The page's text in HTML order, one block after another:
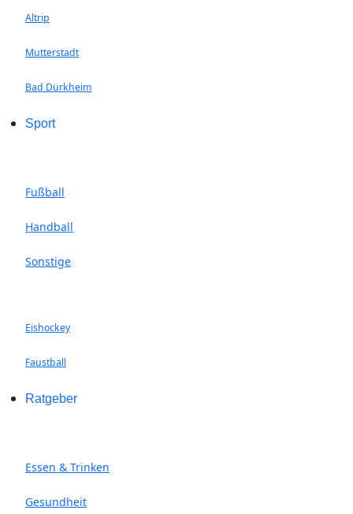
Altrip
Mutterstadt
Bad Dürkheim
Sport
Fußball
Handball
Sonstige
Eishockey
Faustball
Ratgeber
Essen & Trinken
Gesundheit